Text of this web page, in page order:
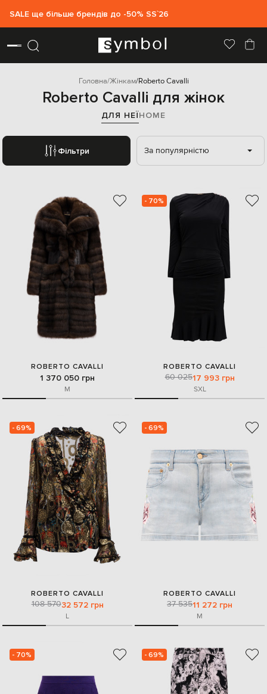
SALE ще більше брендів до -50% SS`26
Головна Жінкам Roberto Cavalli
Roberto Cavalli для жінок
ДЛЯ НЕЇHOME
Фільтри За популярністю
ROBERTO CAVALLI
1 370 050 грн
M
- 70%
ROBERTO CAVALLI
60 02517 993 грн
SXL
- 69%
ROBERTO CAVALLI
108 57032 572 грн
L
- 69%
ROBERTO CAVALLI
37 53511 272 грн
M
- 70% - 69%